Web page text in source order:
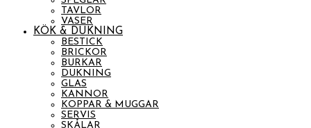
TAVLOR
VASER
KÖK & DUKNING
BESTICK
BRICKOR
BURKAR
DUKNING
GLAS
KANNOR
KOPPAR & MUGGAR
SERVIS
SKÅLAR